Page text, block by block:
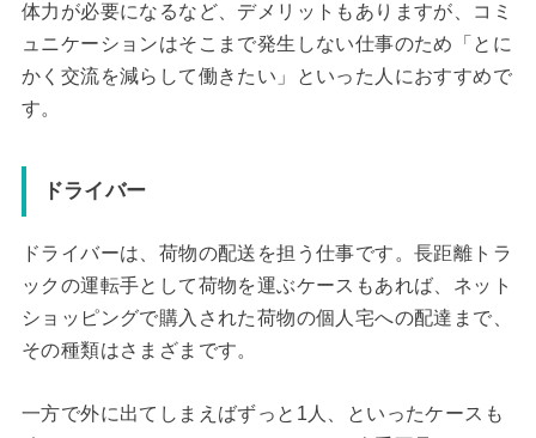
体力が必要になるなど、デメリットもありますが、コミ
ュニケーションはそこまで発生しない仕事のため「とに
かく交流を減らして働きたい」といった人におすすめで
す。
ドライバー
ドライバーは、荷物の配送を担う仕事です。長距離トラ
ックの運転手として荷物を運ぶケースもあれば、ネット
ショッピングで購入された荷物の個人宅への配達まで、
その種類はさまざまです。
一方で外に出てしまえばずっと1人、といったケースも